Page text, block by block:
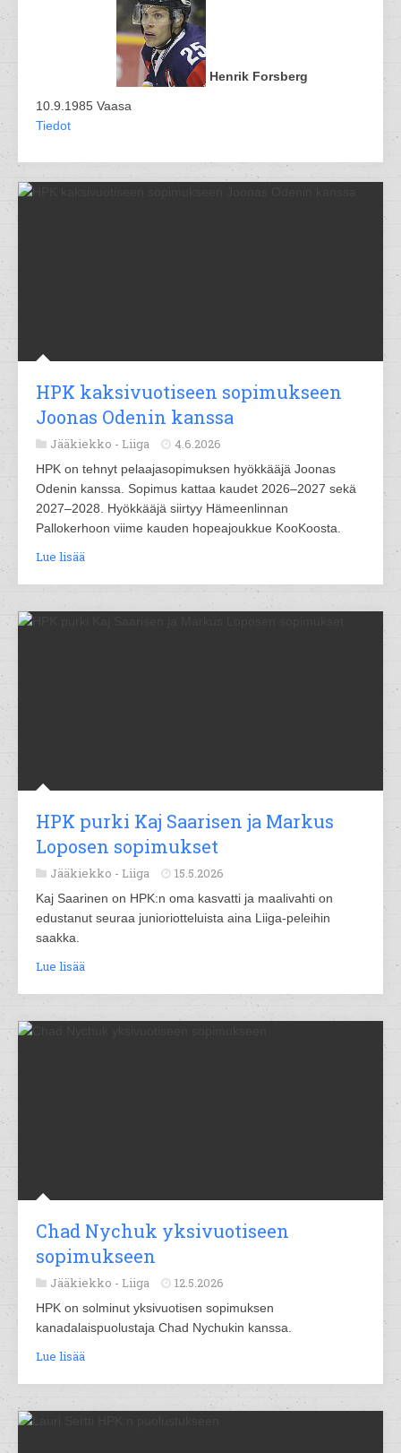
Henrik Forsberg
10.9.1985 Vaasa
Tiedot
HPK kaksivuotiseen sopimukseen
Joonas Odenin kanssa
Jääkiekko - Liiga 4.6.2026
HPK on tehnyt pelaajasopimuksen hyökkääjä Joonas
Odenin kanssa. Sopimus kattaa kaudet 2026–2027 sekä
2027–2028. Hyökkääjä siirtyy Hämeenlinnan
Pallokerhoon viime kauden hopeajoukkue KooKoosta.
Lue lisää
HPK purki Kaj Saarisen ja Markus
Loposen sopimukset
Jääkiekko - Liiga 15.5.2026
Kaj Saarinen on HPK:n oma kasvatti ja maalivahti on
edustanut seuraa junioriotteluista aina Liiga-peleihin
saakka.
Lue lisää
Chad Nychuk yksivuotiseen
sopimukseen
Jääkiekko - Liiga 12.5.2026
HPK on solminut yksivuotisen sopimuksen
kanadalaispuolustaja Chad Nychukin kanssa.
Lue lisää